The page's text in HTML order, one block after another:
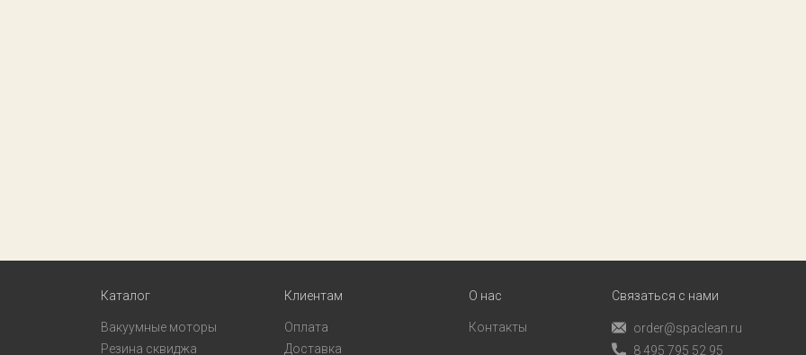
Каталог
Вакуумные моторы
Резина сквиджа
Клиентам
Оплата
Доставка
О нас
Контакты
Связаться с нами
order@spaclean.ru
8 495 795 52 95